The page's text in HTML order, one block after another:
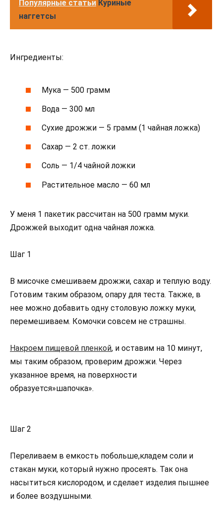
Популярные статьи Куриные
наггетсы
Ингредиенты:
Мука — 500 грамм
Вода — 300 мл
Сухие дрожжи — 5 грамм (1 чайная ложка)
Сахар — 2 ст. ложки
Соль — 1/4 чайной ложки
Растительное масло — 60 мл
У меня 1 пакетик рассчитан на 500 грамм муки.
Дрожжей выходит одна чайная ложка.
Шаг 1
В мисочке смешиваем дрожжи, сахар и теплую воду.
Готовим таким образом, опару для теста. Также, в
нее можно добавить одну столовую ложку муки,
перемешиваем. Комочки совсем не страшны.
Накроем пищевой пленкой, и оставим на 10 минут,
мы таким образом, проверим дрожжи. Через
указанное время, на поверхности
образуется»шапочка».
Шаг 2
Переливаем в емкость побольше,кладем соли и
стакан муки, который нужно просеять. Так она
насытиться кислородом, и сделает изделия пышнее
и более воздушными.